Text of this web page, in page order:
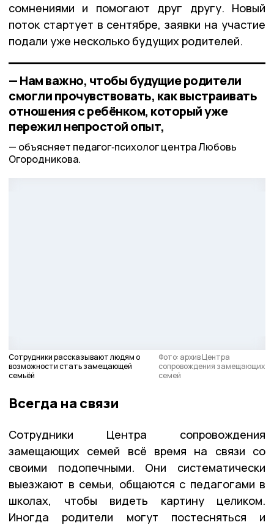
сомнениями и помогают друг другу. Новый
поток стартует в сентябре, заявки на участие
подали уже несколько будущих родителей.
— Нам важно, чтобы будущие родители
смогли прочувствовать, как выстраивать
отношения с ребёнком, который уже
пережил непростой опыт,
объясняет педагог‑психолог центра Любовь
Огородникова.
Сотрудники рассказывают людям о
возможности стать замещающей
семьёй
Фото: архив Центра
сопровождения замещающих
семей
Всегда на связи
Сотрудники Центра сопровождения
замещающих семей всё время на связи со
своими подопечными. Они систематически
выезжают в семьи, общаются с педагогами в
школах, чтобы видеть картину целиком.
Иногда родители могут постесняться и